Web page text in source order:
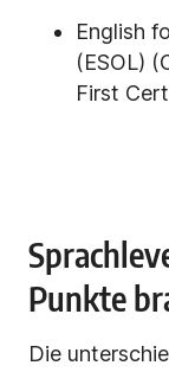
English
(ESOL)
First
Punkte
Die